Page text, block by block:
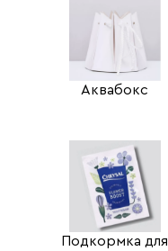
Аквабокс
Подкормка для